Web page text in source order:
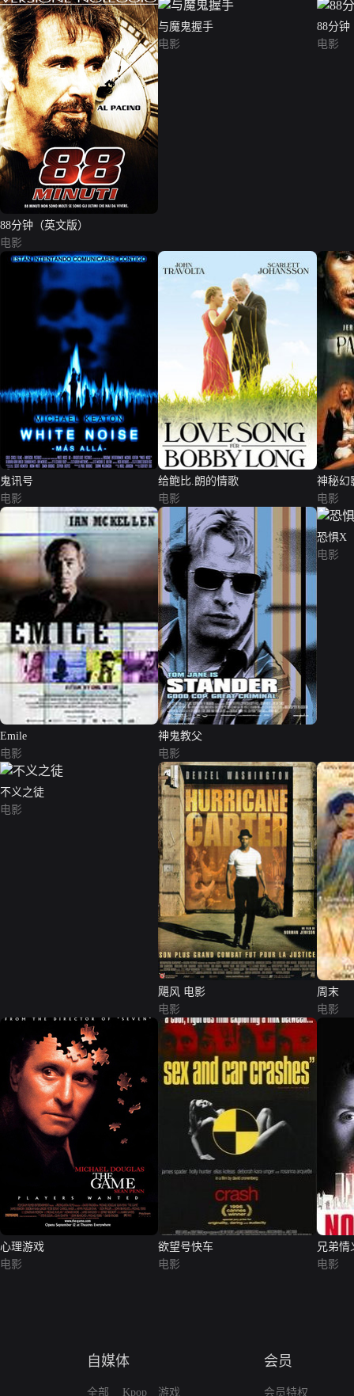
88分钟（英文版）
电影
与魔鬼握手
电影
88分钟
电影
鬼讯号
电影
给鲍比.朗的情歌
电影
神秘幻
电影
Emile
电影
神鬼教父
电影
恐惧X
电影
不义之徒
电影
飓风 电影
电影
周末
电影
心理游戏
电影
欲望号快车
电影
兄弟情
电影
自媒体
全部 Kpop 游戏
会员
会员特权